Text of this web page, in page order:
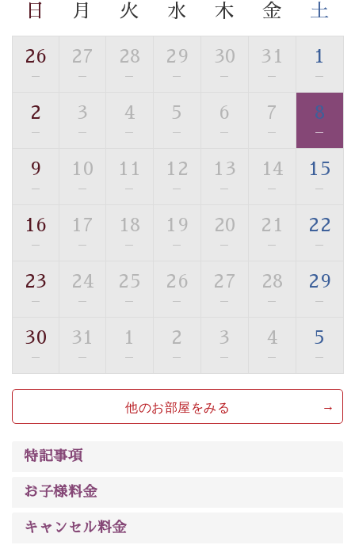
【温泉】
の効果が高い、極めて希有な源泉です。身も心も癒され
■お座敷風呂（大浴場）
温泉の成分に合わせ、防菌防カビの特殊素材の畳を使
用。 足元が柔らかく、そして滑りにくい畳のお風呂で
す。
※男性大浴場までのご移動には階段がございます。 予め
■貸切温泉風呂 （40分2000円）
む貸切温泉風呂です。ゆったりといやされるプライベー
トな空間をお愉しみください。
【旅】
豊富な知識を持ったドライバー兼ガイドが諏訪大社をご
事前ご予約制ですので、ご利用ご希望の方
は【3日前まで】にお電話ください。
※交通規制などにより運行できない日がございます
※年末年始及び御柱祭前後は運行しておりません
上諏訪温泉“しんゆ”なら諏訪大社など歴史ある諏訪の街
日 月 火 水 木 金 土
26
—
27
—
28
—
29
—
30
—
31
—
1
—
2
—
3
—
4
—
5
—
6
—
7
—
8
—
9
—
10
—
11
—
12
—
13
—
14
—
15
—
16
—
17
—
18
—
19
—
20
—
21
—
22
—
23
—
24
—
25
—
26
—
27
—
28
—
29
—
30
—
31
—
1
—
2
—
3
—
4
—
5
—
他のお部屋をみる
特記事項
お子様料金
キャンセル料金